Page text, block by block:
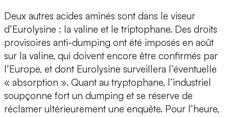
Deux autres acides aminés sont dans le viseur
d’Eurolysine : la valine et le triptophane. Des droits
provisoires anti-dumping ont été imposés en août
sur la valine, qui doivent encore être confirmés par
l’Europe, et dont Eurolysine surveillera l’éventuelle
« absorption ». Quant au tryptophane, l’industriel
soupçonne fort un dumping et se réserve de
réclamer ultérieurement une enquête. Pour l’heure,